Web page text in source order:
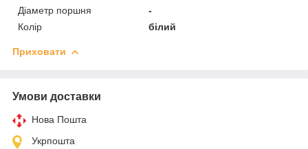
Діаметр поршня
-
Колір
білий
Приховати
Умови доставки
Нова Пошта
Укрпошта